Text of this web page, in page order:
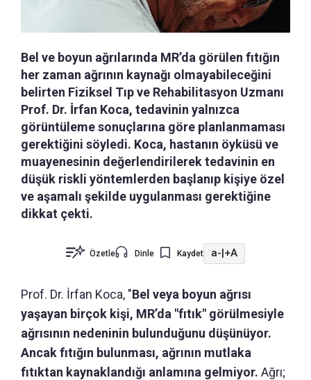
Bel ve boyun ağrılarında MR’da görülen fıtığın
her zaman ağrının kaynağı olmayabileceğini
belirten Fiziksel Tıp ve Rehabilitasyon Uzmanı
Prof. Dr. İrfan Koca, tedavinin yalnızca
görüntüleme sonuçlarına göre planlanmaması
gerektiğini söyledi. Koca, hastanın öyküsü ve
muayenesinin değerlendirilerek tedavinin en
düşük riskli yöntemlerden başlanıp kişiye özel
ve aşamalı şekilde uygulanması gerektiğine
dikkat çekti.
Özetle Dinle Kaydet a-|+A
Prof. Dr. İrfan Koca, "Bel veya boyun ağrısı
yaşayan birçok kişi, MR’da "fıtık" görülmesiyle
ağrısının nedeninin bulunduğunu düşünüyor.
Ancak fıtığın bulunması, ağrının mutlaka
fıtıktan kaynaklandığı anlamına gelmiyor. Ağrı;